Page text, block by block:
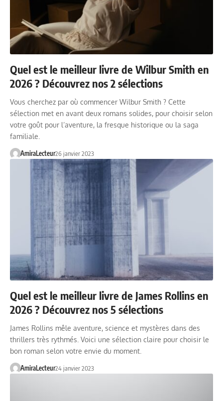
Quel est le meilleur livre de Wilbur Smith en
2026 ? Découvrez nos 2 sélections
Vous cherchez par où commencer Wilbur Smith ? Cette
sélection met en avant deux romans solides, pour choisir selon
votre goût pour l’aventure, la fresque historique ou la saga
familiale.
AmiraLecteur26 janvier 2023
Quel est le meilleur livre de James Rollins en
2026 ? Découvrez nos 5 sélections
James Rollins mêle aventure, science et mystères dans des
thrillers très rythmés. Voici une sélection claire pour choisir le
bon roman selon votre envie du moment.
AmiraLecteur24 janvier 2023